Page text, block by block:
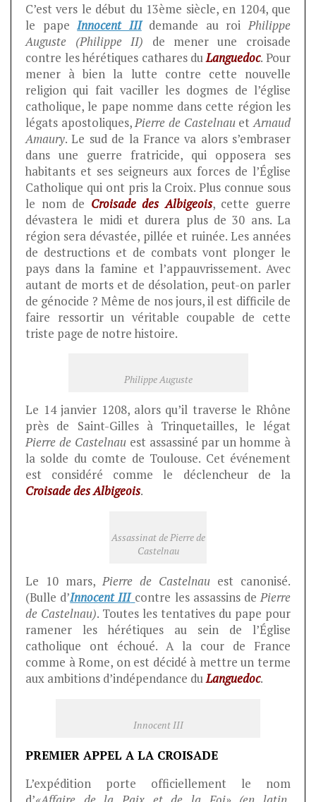
C’est vers le début du 13ème siècle, en 1204, que
le papeInnocent IIIdemande au roiPhilippe
Auguste (Philippe II) de mener une croisade
contre les hérétiques cathares duLanguedoc. Pour
mener à bien la lutte contre cette nouvelle
religion qui fait vaciller les dogmes de l’église
catholique, le pape nomme dans cette région les
légats apostoliques,Pierre de CastelnauetArnaud
Amaury. Le sud de la France va alors s’embraser
dans une guerre fratricide, qui opposera ses
habitants et ses seigneurs aux forces de l’Église
Catholique qui ont pris la Croix. Plus connue sous
le nom de Croisade des Albigeois, cette guerre
dévastera le midi et durera plus de 30 ans. La
région sera dévastée, pillée et ruinée. Les années
de destructions et de combats vont plonger le
pays dans la famine et l’appauvrissement. Avec
autant de morts et de désolation, peut-on parler
de génocide ? Même de nos jours, il est difficile de
faire ressortir un véritable coupable de cette
triste page de notre histoire.
Philippe Auguste
Le 14 janvier 1208, alors qu’il traverse le Rhône
près de Saint-Gilles à Trinquetailles, le légat
Pierre de Castelnauest assassiné par un homme à
la solde du comte de Toulouse. Cet événement
est considéré comme le déclencheur de la
Croisade des Albigeois.
Assassinat de Pierre de
Castelnau
Le 10 mars,Pierre de Castelnauest canonisé.
(Bulle d’Innocent III contre les assassins dePierre
de Castelnau). Toutes les tentatives du pape pour
ramener les hérétiques au sein de l’Église
catholique ont échoué. A la cour de France
comme à Rome, on est décidé à mettre un terme
aux ambitions d’indépendance duLanguedoc.
Innocent III
PREMIER APPEL A LA CROISADE
L’expédition porte officiellement le nom